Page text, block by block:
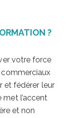
?
votre force
commerciaux
et fédérer leur
l’accent
et non